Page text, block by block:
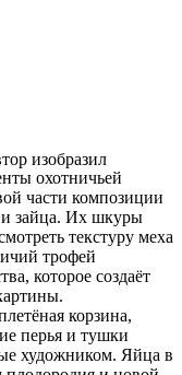
изобразил
охотничьей
части композиции
зайца. Их шкуры
текстуру меха
трофей
которое создаёт
корзина,
перья и тушки
художником. Яйца в